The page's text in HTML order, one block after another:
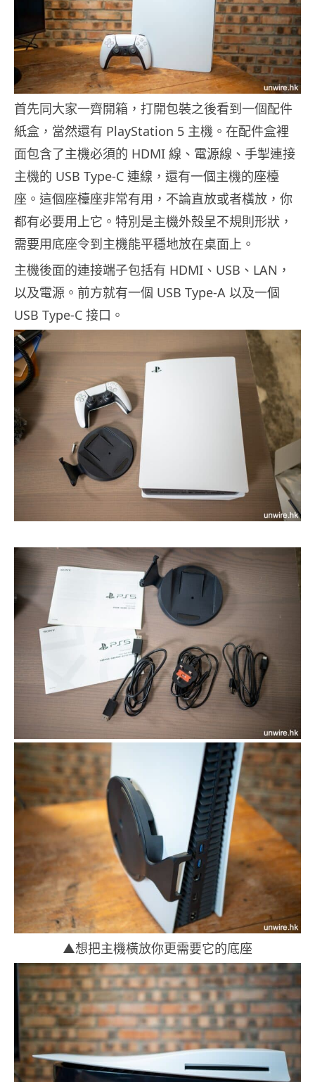
首先同大家一齊開箱，打開包裝之後看到一個配件
紙盒，當然還有 PlayStation 5 主機。在配件盒裡
面包含了主機必須的 HDMI 線、電源線、手掣連接
主機的 USB Type-C 連線，還有一個主機的座檯
座。這個座檯座非常有用，不論直放或者橫放，你
都有必要用上它。特別是主機外殼呈不規則形狀，
需要用底座令到主機能平穩地放在桌面上。
主機後面的連接端子包括有 HDMI、USB、LAN，
以及電源。前方就有一個 USB Type-A 以及一個
USB Type-C 接口。
▲想把主機橫放你更需要它的底座